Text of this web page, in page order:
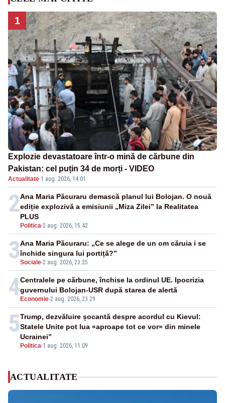
1
Explozie devastatoare într-o mină de cărbune din
Pakistan: cel puțin 34 de morți - VIDEO
Actualitate·1 aug. 2026, 14:01
2
Politica-2 aug. 2026, 15:42
Ana Maria Păcuraru demască planul lui Bolojan. O nouă
ediție explozivă a emisiunii „Miza Zilei” la Realitatea
PLUS
3Sociale-2 aug. 2026, 23:25
Ana Maria Păcuraru: „Ce se alege de un om căruia i se
închide singura lui portiță?”
4 Economie-2 aug. 2026, 23:29
Centralele pe cărbune, închise la ordinul UE. Ipocrizia
guvernului Bolojan-USR după starea de alertă
5
Politica-1 aug. 2026, 11:09
Trump, dezvăluire șocantă despre acordul cu Kievul:
Statele Unite pot lua «aproape tot ce vor» din minele
Ucrainei”
ACTUALITATE